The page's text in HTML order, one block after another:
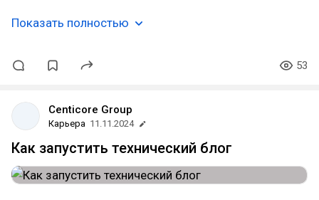
Показать полностью
53
Centicore Group
Карьера 11.11.2024
Как запустить технический блог